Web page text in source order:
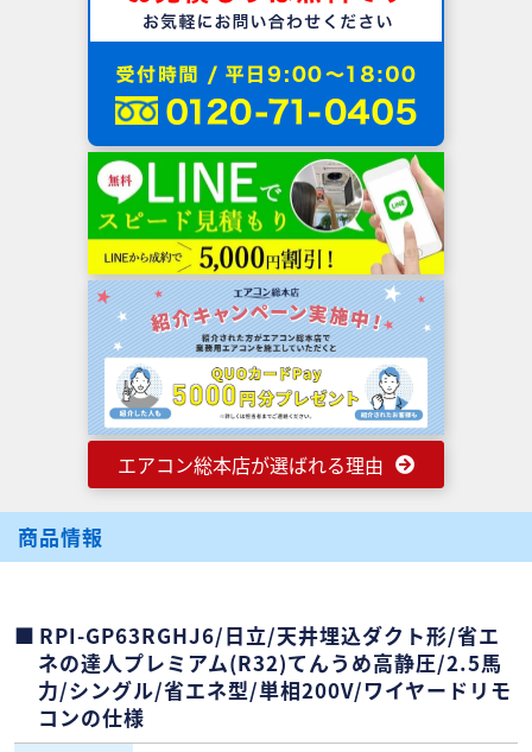
エアコン総本店が選ばれる理由
商品情報
RPI-GP63RGHJ6/日立/天井埋込ダクト形/省エ
ネの達人プレミアム(R32)てんうめ高静圧/2.5馬
力/シングル/省エネ型/単相200V/ワイヤードリモ
コンの仕様